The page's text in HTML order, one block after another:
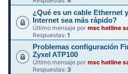
¿Qué es un cable Ethernet
Internet sea más rápido?
Último mensaje pormsc hotline
Respuestas:1
Problemas configuración
Zyxel ATP100
Último mensaje pormsc hotline
Respuestas: 3